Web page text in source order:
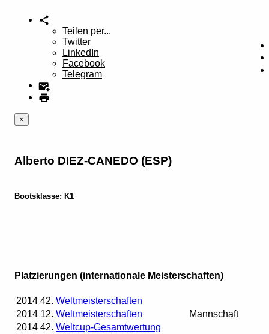
Teilen per...
Twitter
LinkedIn
Facebook
Telegram
×
Alberto DIEZ-CANEDO (ESP)
Bootsklasse: K1
Platzierungen (internationale Meisterschaften)
2014 42. Weltmeisterschaften
2014 12. Weltmeisterschaften
Mannschaft
2014 42. Weltcup-Gesamtwertung